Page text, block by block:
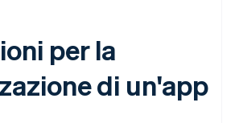
per la
di un'app